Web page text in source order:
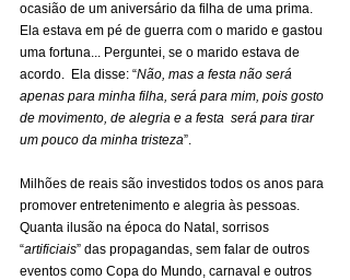
ocasião de um aniversário da filha de uma prima.
Ela estava em pé de guerra com o marido e gastou
uma fortuna... Perguntei, se o marido estava de
acordo.  Ela disse: “Não, mas a festa não será
apenas para minha filha, será para mim, pois gosto
de movimento, de alegria e a festa  será para tirar
um pouco da minha tristeza”.
Milhões de reais são investidos todos os anos para
promover entretenimento e alegria às pessoas.
Quanta ilusão na época do Natal, sorrisos
“artificiais” das propagandas, sem falar de outros
eventos como Copa do Mundo, carnaval e outros